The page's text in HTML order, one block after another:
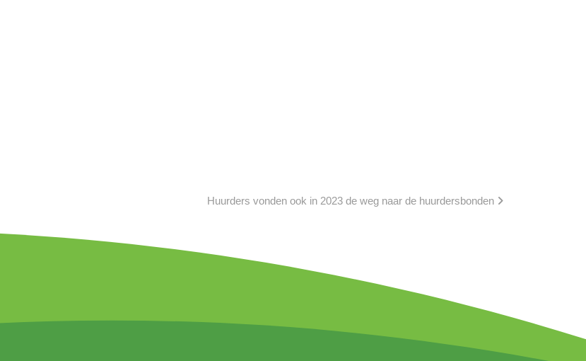
Huurders vonden ook in 2023 de weg naar de huurdersbonden